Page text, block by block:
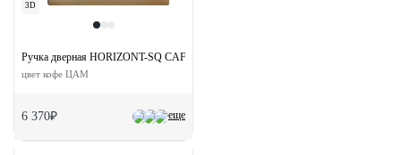
3D
еще
Ручка дверная HORIZONT-SQ CAFFE раздельная на квадратной розетке
цвет кофе ЦАМ
6 370₽